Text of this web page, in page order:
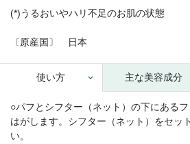
(*)うるおいやハリ不足のお肌の状態
〔原産国〕 日本
使い方 主な美容成分
○パフとシフター（ネット）の下にある
はがします。シフター（ネット）をセッ
い。